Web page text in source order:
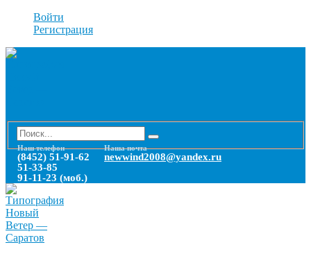
Войти
Регистрация
Наш телефон
(8452) 51-91-62
51-33-85
91-11-23 (моб.)
Наша почта
newwind2008@yandex.ru